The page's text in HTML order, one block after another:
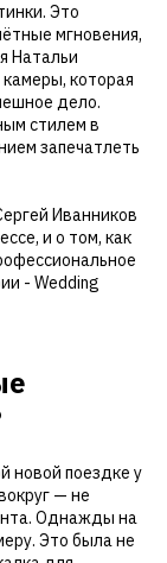
Это
мгновения,
Натальи
которая
дело.
стилем в
запечатлеть
Иванников
и о том, как
- Wedding
новой поездке у
— не
Однажды на
Это была не